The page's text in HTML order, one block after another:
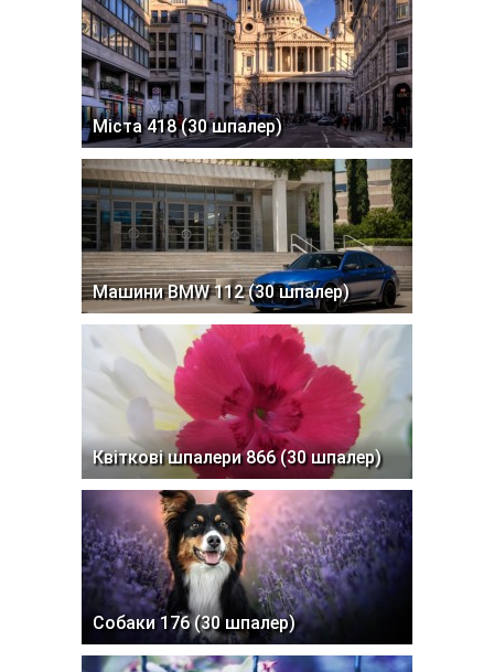
Міста 418 (30 шпалер)
Машини BMW 112 (30 шпалер)
Квіткові шпалери 866 (30 шпалер)
Собаки 176 (30 шпалер)